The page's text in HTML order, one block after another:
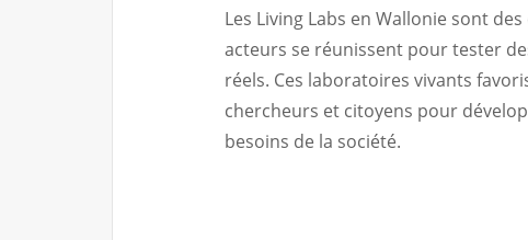
Les Living Labs en Wallonie sont
acteurs se réunissent pour tester
réels. Ces laboratoires vivants
chercheurs et citoyens pour
besoins de la société.